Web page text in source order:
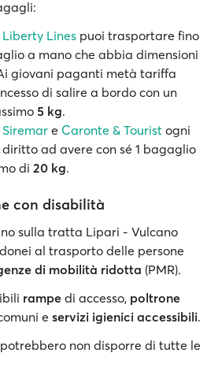
Liberty Lines puoi trasportare fino
a mano che abbia dimensioni
giovani paganti metà tariffa
di salire a bordo con un
5 kg.
Siremar e Caronte & Tourist ogni
ad avere con sé 1 bagaglio
di 20 kg.
con disabilità
sulla tratta Lipari - Vulcano
al trasporto delle persone
di mobilità ridotta (PMR).
rampe di accesso, poltrone
e servizi igienici accessibili.
non disporre di tutte le